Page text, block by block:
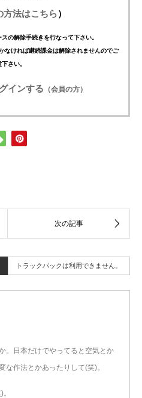
方法はこちら）
の解除手続きを行なって下さい。
なければ継続課金は解除されませんのでご
さい。
インする （会員の方）
トラックバックは利用できません。
。日本だけでやってると空気とか
な作法とかあったりして(笑)。